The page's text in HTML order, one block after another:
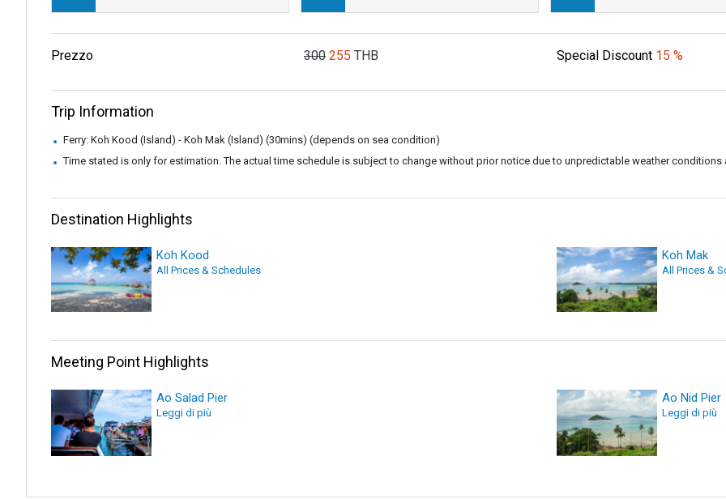
Prezzo 300 255 THB Special Discount 15 %
Trip Information
Ferry: Koh Kood (Island) - Koh Mak (Island) (30mins) (depends on sea condition)
Time stated is only for estimation. The actual time schedule is subject to change without prior notice due to unpredictable weather
Destination Highlights
Koh Kood
All Prices & Schedules
Koh Mak
All Prices &
Meeting Point Highlights
Ao Salad Pier
Leggi di più
Ao Nid Pier
Leggi di più